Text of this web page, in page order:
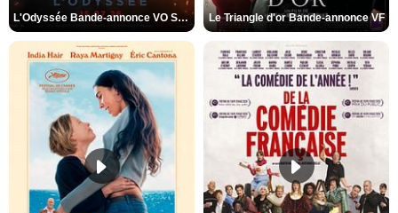
L'Odyssée Bande-annonce VO STFR Le Triangle d'or Bande-annonce VF